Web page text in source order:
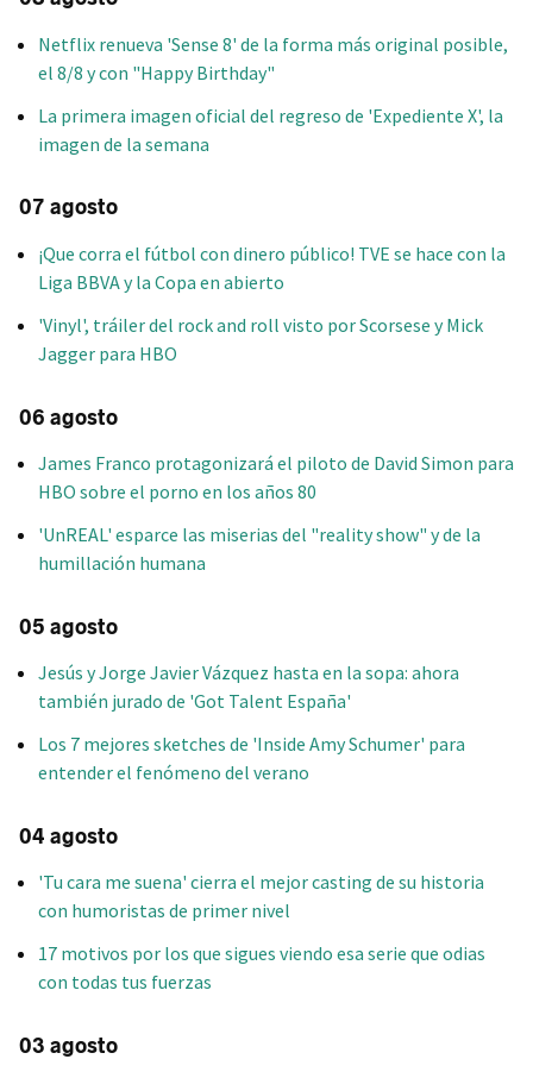
Netflix renueva 'Sense 8' de la forma más original posible,
el 8/8 y con "Happy Birthday"
La primera imagen oficial del regreso de 'Expediente X', la
imagen de la semana
07 agosto
¡Que corra el fútbol con dinero público! TVE se hace con la
Liga BBVA y la Copa en abierto
'Vinyl', tráiler del rock and roll visto por Scorsese y Mick
Jagger para HBO
06 agosto
James Franco protagonizará el piloto de David Simon para
HBO sobre el porno en los años 80
'UnREAL' esparce las miserias del "reality show" y de la
humillación humana
05 agosto
Jesús y Jorge Javier Vázquez hasta en la sopa: ahora
también jurado de 'Got Talent España'
Los 7 mejores sketches de 'Inside Amy Schumer' para
entender el fenómeno del verano
04 agosto
'Tu cara me suena' cierra el mejor casting de su historia
con humoristas de primer nivel
17 motivos por los que sigues viendo esa serie que odias
con todas tus fuerzas
03 agosto